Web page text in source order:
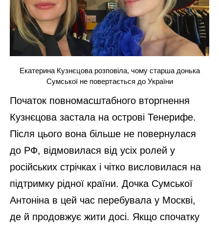
Екатерина Кузнєцова розповіла, чому старша донька
Сумської не повертається до України
Початок повномасштабного вторгнення
Кузнєцова застала на острові Тенерифе.
Після цього вона більше не повернулася
до РФ, відмовилася від усіх ролей у
російських стрічках і чітко висловилася на
підтримку рідної країни. Дочка Сумської
Антоніна в цей час перебувала у Москві,
де й продовжує жити досі. Якщо спочатку